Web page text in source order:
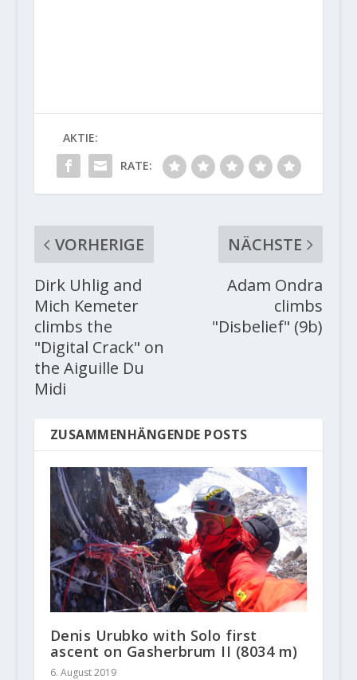
AKTIE:
RATE:
VORHERIGE
Dirk Uhlig and
Mich Kemeter
climbs the
"Digital Crack" on
the Aiguille Du
Midi
NÄCHSTE
Adam Ondra
climbs
"Disbelief" (9b)
ZUSAMMENHÄNGENDE POSTS
Denis Urubko with Solo first
ascent on Gasherbrum II (8034 m)
6. August 2019